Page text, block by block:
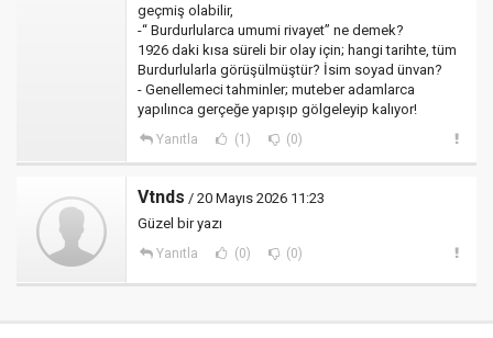
geçmiş olabilir,
-“ Burdurlularca umumi rivayet” ne demek?
1926 daki kısa süreli bir olay için; hangi tarihte, tüm
Burdurlularla görüşülmüştür? İsim soyad ünvan?
- Genellemeci tahminler; muteber adamlarca
yapılınca gerçeğe yapışıp gölgeleyip kalıyor!
Yanıtla (1) (0)
Vtnds / 20 Mayıs 2026 11:23
Güzel bir yazı
Yanıtla (0) (0)